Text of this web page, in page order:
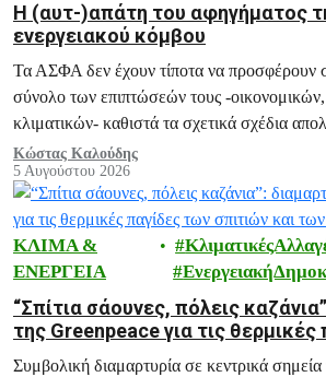
H (αυτ-)απάτη του αφηγήματος
ενεργειακού κόμβου
Τα ΑΣΦΑ δεν έχουν τίποτα να προσφέρουν
σύνολο των επιπτώσεών τους -
κλιματικών- καθιστά τα σχετικά σχέδια
μέλλον της Ελλάδας.
Κώστας Καλούδης
5 Αυγούστου 2026
ΚΛΙΜΑ &
ΕΝΕΡΓΕΙΑ
“Σπίτια σάουνες, πόλεις
της Greenpeace για τις
σπιτιών και των πόλεών μας
Συμβολική διαμαρτυρία σε κεντρικά